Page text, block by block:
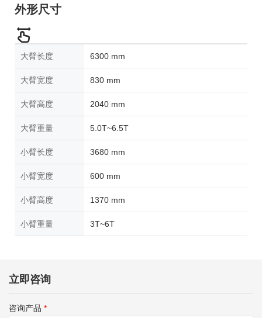
外形尺寸
大臂长度 6300 mm
大臂宽度 830 mm
大臂高度 2040 mm
大臂重量 5.0T~6.5T
小臂长度 3680 mm
小臂宽度 600 mm
小臂高度 1370 mm
小臂重量 3T~6T
立即咨询
咨询产品 *